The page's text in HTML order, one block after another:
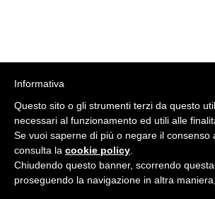
Informativa
Questo sito o gli strumenti terzi da questo
necessari al funzionamento ed utili alle
Se vuoi saperne di più o negare il consenso
consulta la cookie policy
Chiudendo questo banner, scorrendo
proseguendo la navigazione in altra